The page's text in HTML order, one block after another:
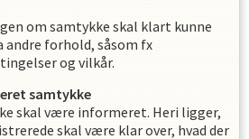
om samtykke skal klart kunne
andre forhold, såsom fx
og vilkår.
samtykke
skal være informeret. Heri ligger,
skal være klar over, hvad der